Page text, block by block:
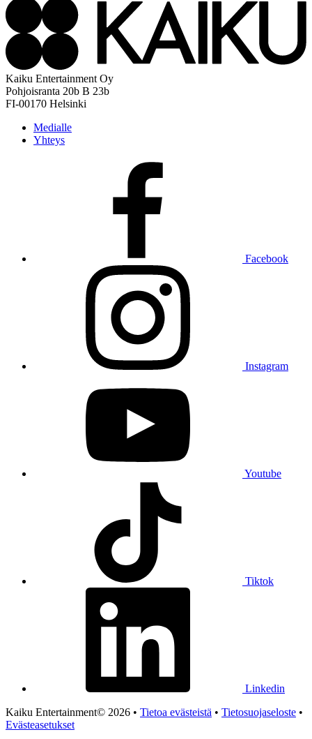
Kaiku Entertainment Oy
Pohjoisranta 20b B 23b
FI-00170 Helsinki
Medialle
Yhteys
Facebook
Instagram
Youtube
Tiktok
Linkedin
Kaiku Entertainment© 2026 • Tietoa evästeistä • Tietosuojaseloste •
Evästeasetukset